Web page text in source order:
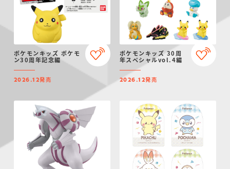
ポケモンキッズ ポケモ
ン30周年記念編
2026.12発売
ポケモンキッズ 30周
年スペシャルvol.4編
2026.12発売